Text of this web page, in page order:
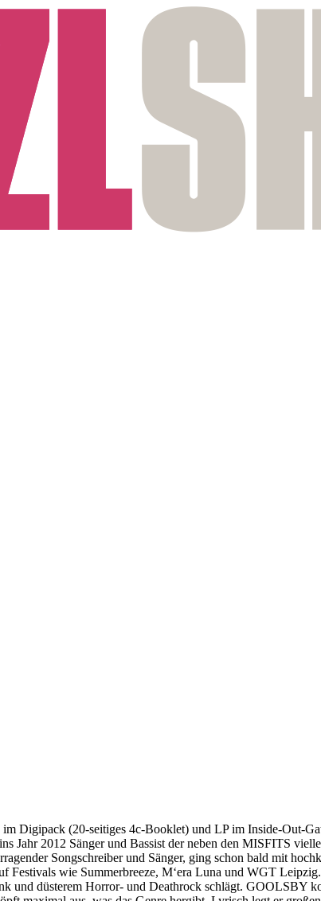
Digipack (20-seitiges 4c-Booklet) und LP im Inside-Out-
2012 Sänger und Bassist der neben den MISFITS
Songschreiber und Sänger, ging schon bald mit
wie Summerbreeze, M‘era Luna und WGT
und düsterem Horror- und Deathrock schlägt. GOOLSBY